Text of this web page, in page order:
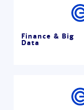
Finance & Big
Data